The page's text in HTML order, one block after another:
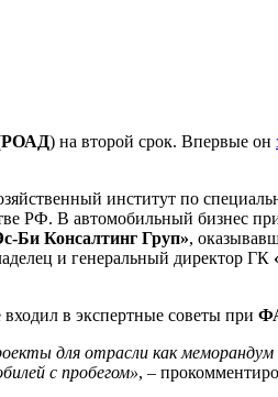
РОАД) на второй срок. Впервые он
институт по
РФ. В автомобильный бизнес
Би Консалтинг Груп»,
и генеральный директор ГК
в экспертные советы при
для отрасли как
с пробегом», –